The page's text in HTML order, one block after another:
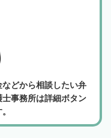
どから相談したい弁
事務所は詳細ボタン